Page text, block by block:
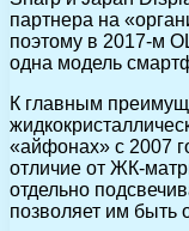
партнера на
поэтому в 2017-м
одна модель
К главным
«айфонах» с 2007
отличие от ЖК-
отдельно
позволяет им быть